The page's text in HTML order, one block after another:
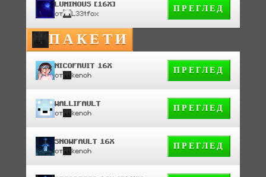
LUMINOUS [16X]
от L33tfox
ПРЕГЛЕД
ПАКЕТИ
NICOFRUIT 16X
от kenoh
ПРЕГЛЕД
WALLIFAULT
от kenoh
ПРЕГЛЕД
SNOWFAULT 16X
от kenoh
ПРЕГЛЕД